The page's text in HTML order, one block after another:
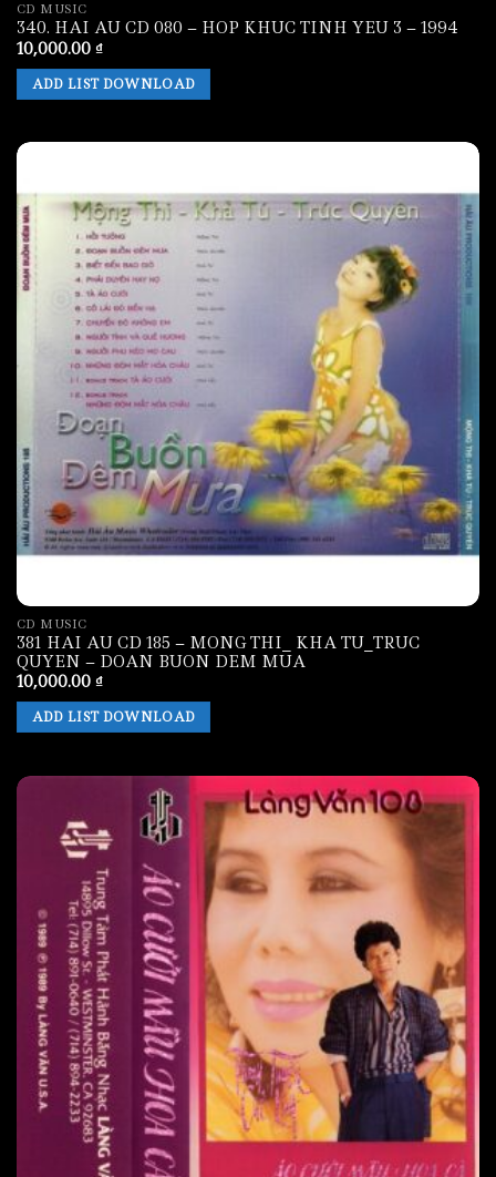
CD MUSIC
340. HAI AU CD 080 – HOP KHUC TINH YEU 3 – 1994
10,000.00 ₫
ADD LIST DOWNLOAD
CD MUSIC
381 HAI AU CD 185 – MONG THI_ KHA TU_TRUC
QUYEN – DOAN BUON DEM MUA
10,000.00 ₫
ADD LIST DOWNLOAD